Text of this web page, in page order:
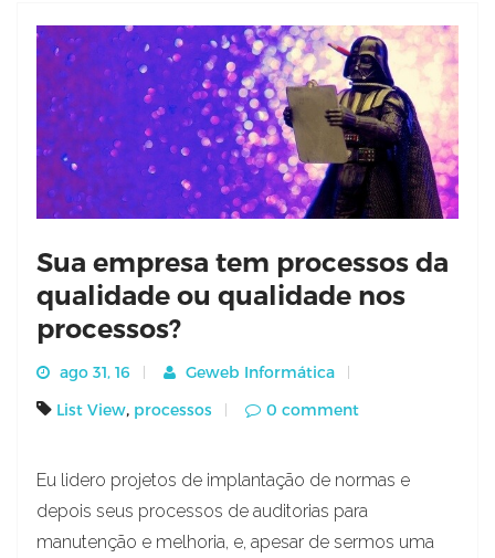
Sua empresa tem processos da
qualidade ou qualidade nos
processos?
ago 31, 16
Geweb Informática
List View processos 0 comment
Eu lidero projetos de implantação de normas e
depois seus processos de auditorias para
manutenção e melhoria, e, apesar de sermos uma